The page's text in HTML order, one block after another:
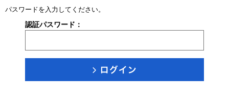
パスワードを入力してください。
認証パスワード：